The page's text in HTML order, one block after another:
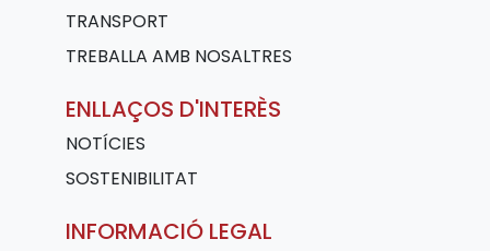
TRANSPORT
TREBALLA AMB NOSALTRES
ENLLAÇOS D'INTERÈS
NOTÍCIES
SOSTENIBILITAT
INFORMACIÓ LEGAL